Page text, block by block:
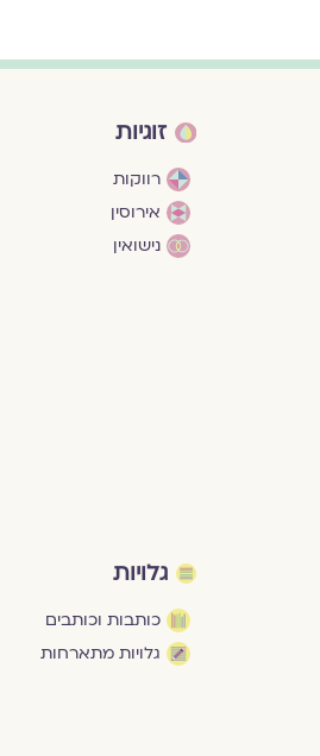
זוגיות
רווקות
אירוסין
נישואין
גלויות
כותבות וכותבים
גלויות מתארחות